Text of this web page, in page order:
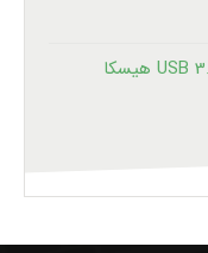
مبدل LIGHTNING به USB 3.0 هیسکا